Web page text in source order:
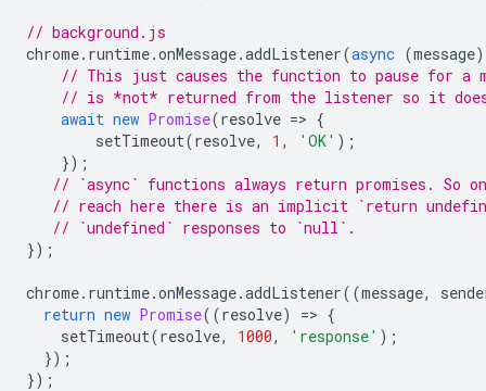
// background.js
chrome. runtime.onMessage.addListener(async (message)
// This just causes the function to pause for a
// is *not* returned from the listener so it
await new Promise(resolve => {
setTimeout(resolve, 1 , 'OK' );
});
// `async` functions always return promises. So
// reach here there is an implicit `return
// `undefined` responses to `null`.
});
chrome. runtime.onMessage.addListener((message,
return new Promise((resolve) => {
setTimeout(resolve, 1000, 'response' );
});
});